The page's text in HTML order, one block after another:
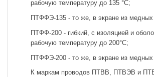
рабочую температуру до 135 °С;
ПТФФЭ-135 - то же, в экране из
ПТФФ-200 - гибкий, с изоляцией и
рабочую температуру до 200°С;
ПТФФЭ-200 - то же, в экране из
К маркам проводов ПТВВ, ПТВЭВ и